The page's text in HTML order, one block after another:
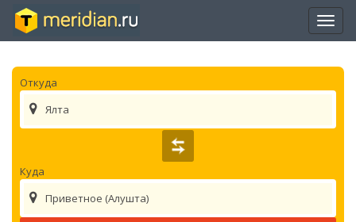
Откуда
Ялта
Куда
Приветное (Алушта)